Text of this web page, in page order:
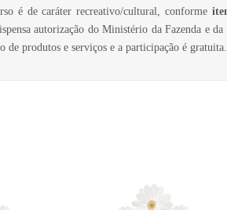
é de caráter recreativo/cultural, conforme
autorização do Ministério da Fazenda e
de produtos e serviços e a participação é gratuita.